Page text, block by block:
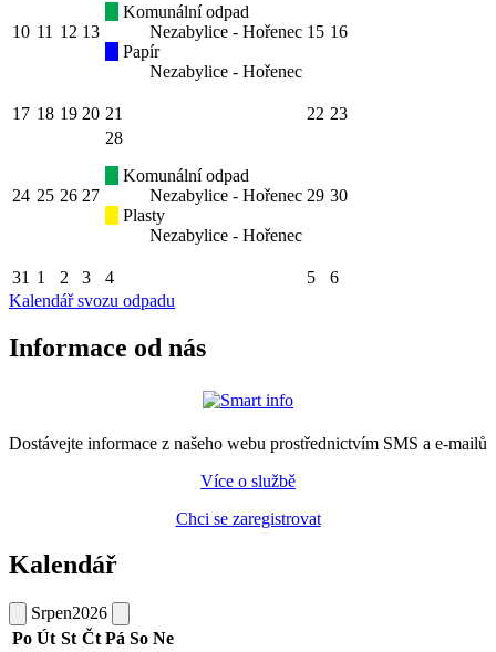
10 11 12 13
Komunální odpad
Nezabylice - Hořenec
Papír
Nezabylice - Hořenec
15 16
17 18 19 20 21 22 23
24 25 26 27
28
Komunální odpad
Nezabylice - Hořenec
Plasty
Nezabylice - Hořenec
29 30
31 1 2 3 4 5
6
Kalendář svozu odpadu
Informace od nás
Dostávejte informace z našeho webu prostřednictvím SMS a e-mailů
Více o službě
Chci se zaregistrovat
Kalendář
Srpen2026
Po Út St Čt Pá So Ne